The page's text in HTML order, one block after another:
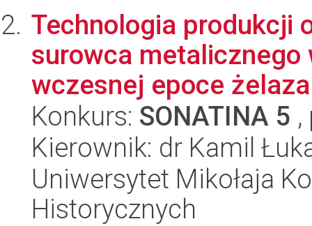
Technologia produkcji
surowca metalicznego
wczesnej epoce
Konkurs: SONATINA 5
Kierownik: dr Kamil
Uniwersytet Mikołaja
Historycznych